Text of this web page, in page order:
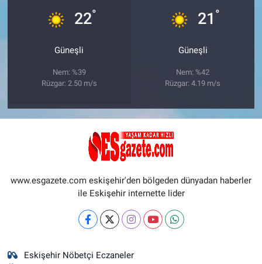
22°
Güneşli
Nem: %39
Rüzgar: 2.50 m/s
21 °
Güneşli
Nem: %42
Rüzgar: 4.19 m/s
www.esgazete.com eskişehir'den bölgeden dünyadan haberler
ile Eskişehir internette lider
Eskişehir Nöbetçi Eczaneler